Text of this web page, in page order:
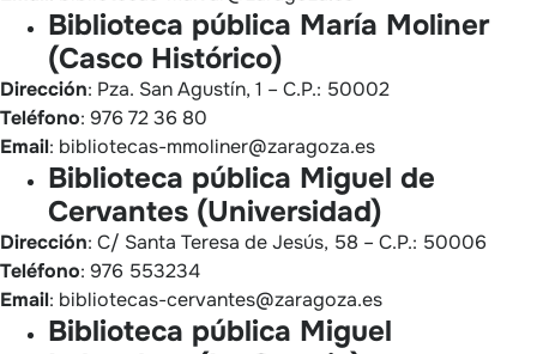
Biblioteca pública María Moliner
(Casco Histórico)
Dirección: Pza. San Agustín, 1 – C.P.: 50002
Teléfono: 976 72 36 80
Email: bibliotecas-mmoliner@zaragoza.es
Biblioteca pública Miguel de
Cervantes (Universidad)
Dirección: C/ Santa Teresa de Jesús, 58 – C.P.: 50006
Teléfono: 976 553234
Email: bibliotecas-cervantes@zaragoza.es
Biblioteca pública Miguel